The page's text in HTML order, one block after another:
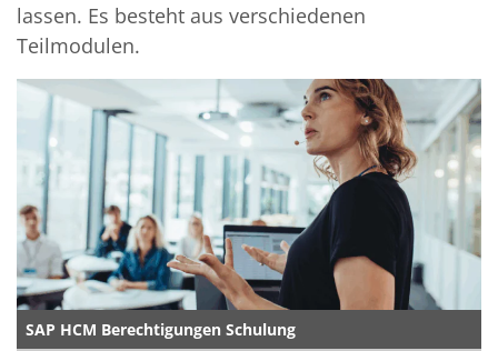
lassen. Es besteht aus verschiedenen
Teilmodulen.
SAP HCM Berechtigungen Schulung